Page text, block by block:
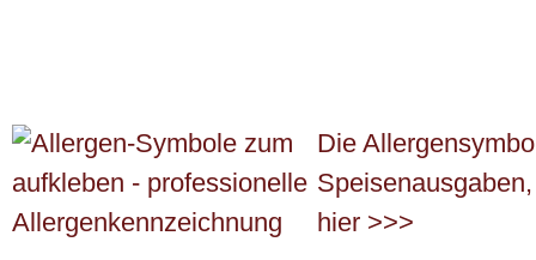
Die
hier >>>